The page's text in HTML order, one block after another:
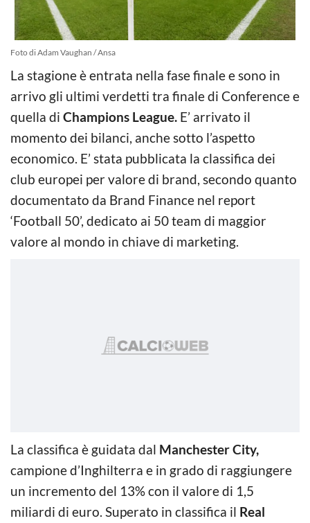
Foto di Adam Vaughan / Ansa
La stagione è entrata nella fase finale e sono in
arrivo gli ultimi verdetti tra finale di Conference e
quella di Champions League. E’ arrivato il
momento dei bilanci, anche sotto l’aspetto
economico. E’ stata pubblicata la classifica dei
club europei per valore di brand, secondo quanto
documentato da Brand Finance nel report
‘Football 50’, dedicato ai 50 team di maggior
valore al mondo in chiave di marketing.
La classifica è guidata dal Manchester City,
campione d’Inghilterra e in grado di raggiungere
un incremento del 13% con il valore di 1,5
miliardi di euro. Superato in classifica il Real